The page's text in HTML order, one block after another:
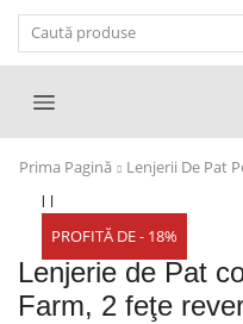
Prima Pagină Lenjerii De Pat
PROFITĂ DE - 18%
Lenjerie de Pat
Farm, 2 feţe